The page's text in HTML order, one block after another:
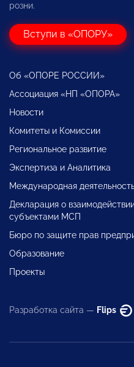
розни.
Вступи в «ОПОРУ»
Об «ОПОРЕ РОССИИ»
Ассоциация «НП «ОПОРА»
Новости
Комитеты и Комиссии
Региональное развитие
Экспертиза и Аналитика
Международная
Декларация о
субъектами МСП
Бюро по защите прав
Образование
Проекты
Разработка сайта — Flips